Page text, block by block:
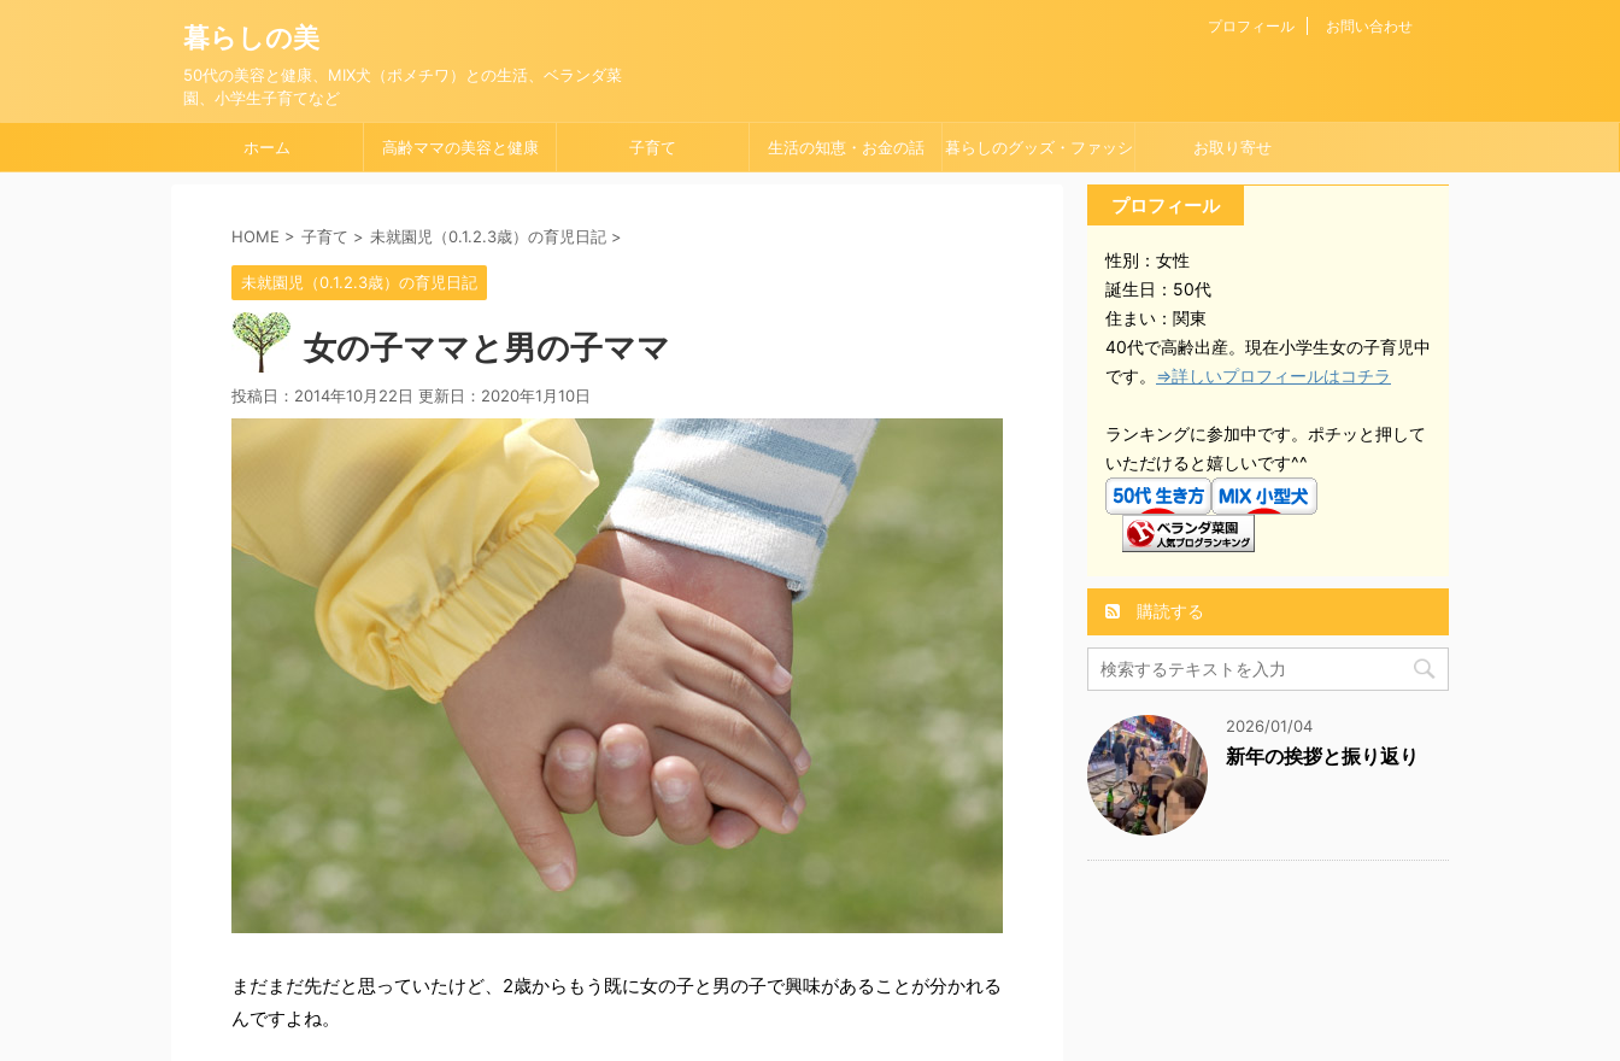
暮らしの美
50代の美容と健康、MIX犬（ポメチワ）との生活、ベランダ菜
園、小学生子育てなど
プロフィール お問い合わせ
ホーム 高齢ママの美容と健康 子育て 生活の知恵・お金の話 暮らしのグッズ・ファッシ お取り寄せ
HOME > 子育て > 未就園児（0.1.2.3歳）の育児日記 >
未就園児（0.1.2.3歳）の育児日記
女の子ママと男の子ママ
投稿日：2014年10月22日 更新日： 2020年1月10日
まだまだ先だと思っていたけど、2歳からもう既に女の子と男の子で興味があることが分かれる
んですよね。
プロフィール
性別：女性
誕生日：50代
住まい：関東
40代で高齢出産。現在小学生女の子育児中
です。 ⇒詳しいプロフィールはコチラ
ランキングに参加中です。ポチッと押して
いただけると嬉しいです^^
購読する
2026/01/04
新年の挨拶と振り返り